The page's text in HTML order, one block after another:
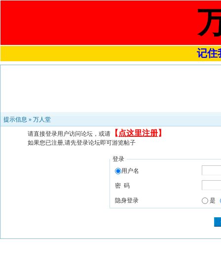
记住
提示信息 » 万人堂
请直接登录用户访问论坛，或请 【 点这里注册】
如果您已注册,请先登录论坛即可游览帖子
登录
用户名
密 码
隐身登录 是